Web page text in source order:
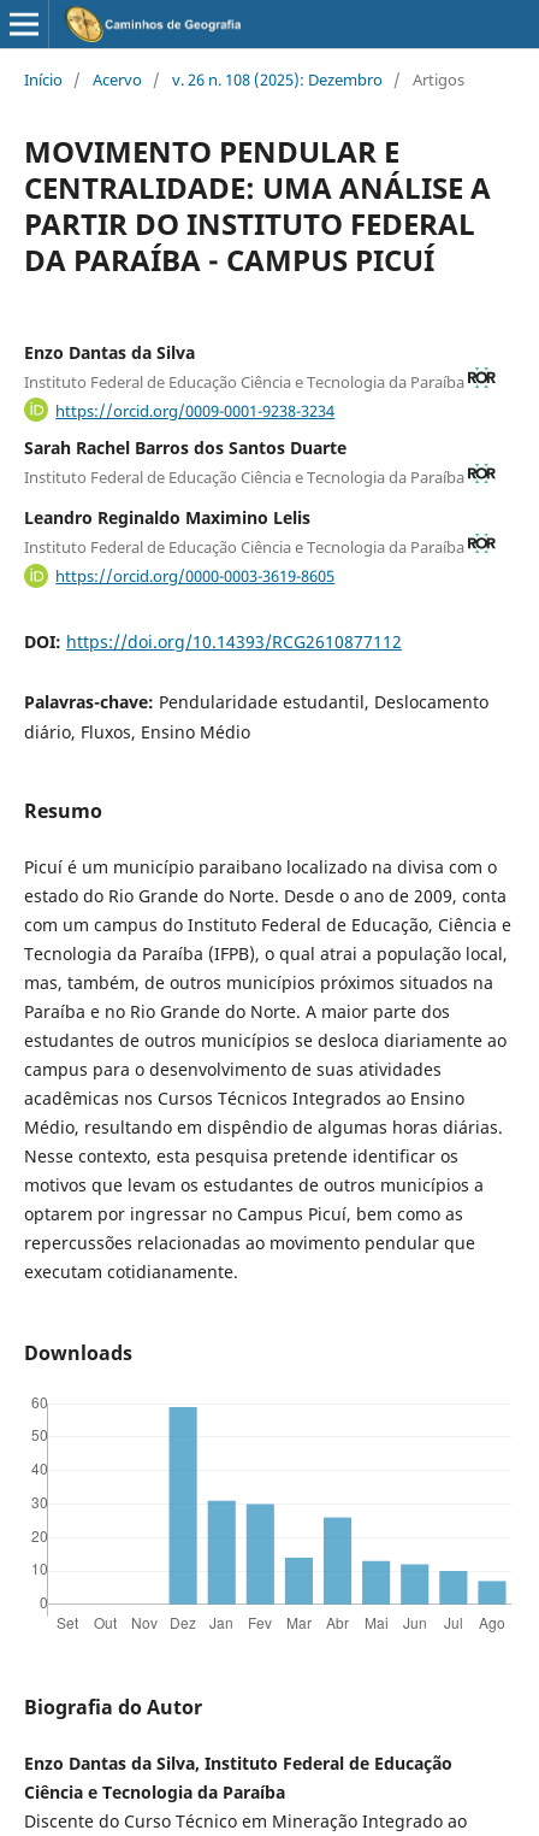
Início / Acervo / v. 26 n. 108 (2025): Dezembro / Artigos
MOVIMENTO PENDULAR E
CENTRALIDADE: UMA ANÁLISE A
PARTIR DO INSTITUTO FEDERAL
DA PARAÍBA - CAMPUS PICUÍ
Enzo Dantas da Silva
Instituto Federal de Educação Ciência e Tecnologia da Paraíba
https://orcid.org/0009-0001-9238-3234
Sarah Rachel Barros dos Santos Duarte
Instituto Federal de Educação Ciência e Tecnologia da Paraíba
Leandro Reginaldo Maximino Lelis
Instituto Federal de Educação Ciência e Tecnologia da Paraíba
https://orcid.org/0000-0003-3619-8605
DOI: https://doi.org/10.14393/RCG2610877112
Palavras-chave: Pendularidade estudantil, Deslocamento
diário, Fluxos, Ensino Médio
Resumo
Picuí é um município paraibano localizado na divisa com o
estado do Rio Grande do Norte. Desde o ano de 2009, conta
com um campus do Instituto Federal de Educação, Ciência e
Tecnologia da Paraíba (IFPB), o qual atrai a população local,
mas, também, de outros municípios próximos situados na
Paraíba e no Rio Grande do Norte. A maior parte dos
estudantes de outros municípios se desloca diariamente ao
campus para o desenvolvimento de suas atividades
acadêmicas nos Cursos Técnicos Integrados ao Ensino
Médio, resultando em dispêndio de algumas horas diárias.
Nesse contexto, esta pesquisa pretende identificar os
motivos que levam os estudantes de outros municípios a
optarem por ingressar no Campus Picuí, bem como as
repercussões relacionadas ao movimento pendular que
executam cotidianamente.
Downloads
Biografia do Autor
Enzo Dantas da Silva, Instituto Federal de Educação
Ciência e Tecnologia da Paraíba
Discente do Curso Técnico em Mineração Integrado ao